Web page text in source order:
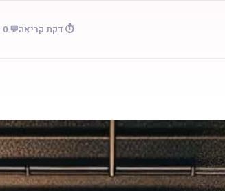
⏱️ דקת קריאה💬 0 תגובות